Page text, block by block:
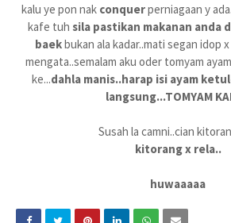
kalu ye pon nak conquerperniagaan y
kafe tuh sila pastikan makanan anda
baekbukan ala kadar..mati segan idop
mengata..semalam aku oder tomyam
ke...dahla manis..harap isi ayam
langsung...TOMYAM
Susah la camni..cian
kitorang x rela..
huwaaaaa